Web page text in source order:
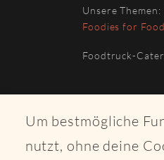
Um bestmögliche
nutzt, ohne deine
Unsere Themen:
Foodies for
Foodtruck-